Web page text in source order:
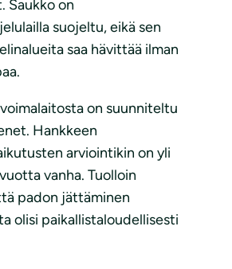
Saukko on
suojeltu, eikä sen
saa hävittää ilman
on suunniteltu
Hankkeen
arviointikin on yli
vanha. Tuolloin
padon jättäminen
olisi paikallistaloudellisesti